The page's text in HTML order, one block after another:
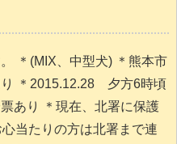
＊(MIX、中型犬) ＊熊本市
り ＊2015.12.28 夕方6時頃
票あり ＊現在、北署に保護
当たりの方は北署まで連